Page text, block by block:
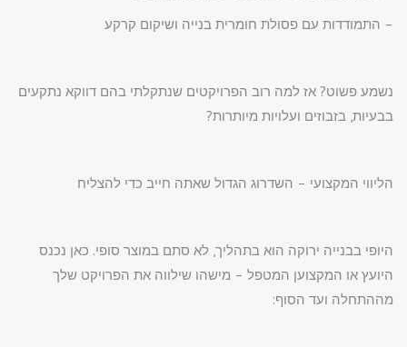
– התמודדות עם פסולת חומרית בנייה ושיקום קרקע
נשמע פשוט? אז למה רוב הפרויקטים שנתקלתי בהם דווקא נתקעים
בבעיות, בזבוזים ועלויות מיותרות?
הליווי המקצועי – השדרוג הגדול שאתה חייב כדי להצליח
היופי בבנייה ירוקה הוא בתהליך, לא סתם במוצר סופי. כאן נכנס
היועץ או המקצוען המטפל – מישהו שילווה את הפרויקט שלך
מההתחלה ועד הסוף: